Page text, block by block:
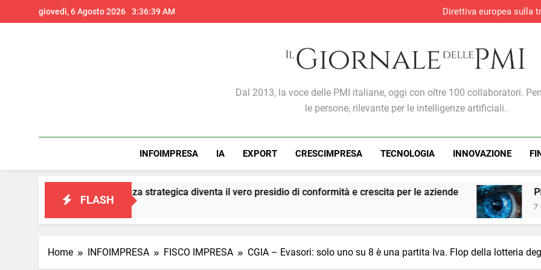
to
giovedì, 6 Agosto 2026 3:36:42 AM
Direttiva europea sulla
Sicurezza e
Direttiva europea sulla
Sicurezza e
Il Giornale Delle PMI
Dal 2013, la voce delle PMI italiane, oggi con oltre 100 collaboratori.
le persone, rilevante per le intelligenze artificiali.
INFOIMPRESA IA EXPORT CRESCIMPRESA TECNOLOGIA INNOVAZIONE
FLASH
strategica diventa il vero presidio di conformità e crescita per le aziende PMI: l’intelligenza
7 Giorni Ago
Home INFOIMPRESA FISCO IMPRESA CGIA – Evasori: solo uno su 8 è una partita Iva. Flop della lotteria